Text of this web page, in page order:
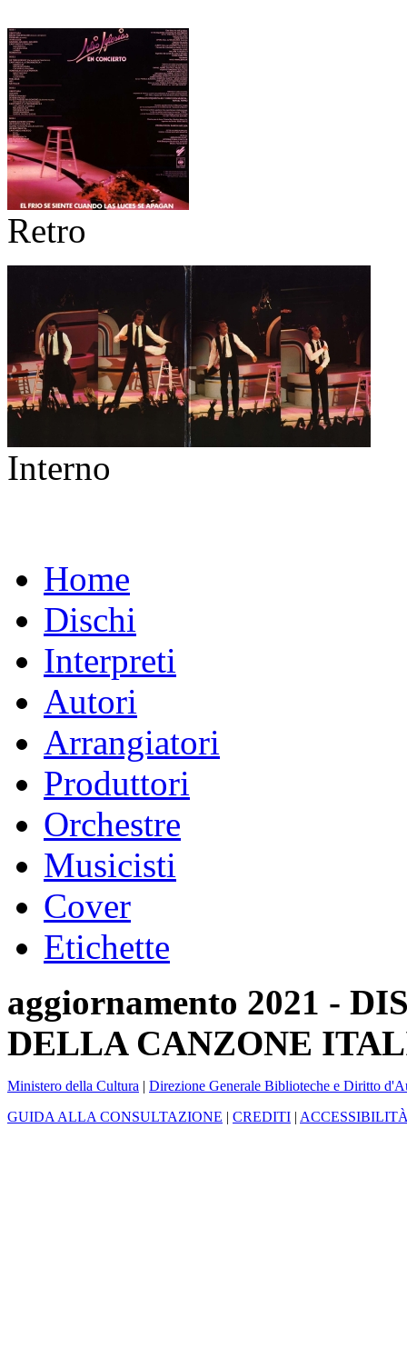
Retro
Interno
Home
Dischi
Interpreti
Autori
Arrangiatori
Produttori
Orchestre
Musicisti
Cover
Etichette
aggiornamento 2021 -
DELLA CANZONE
Ministero della Cultura | Direzione Generale Biblioteche e Diritto
GUIDA ALLA CONSULTAZIONE | CREDITI |